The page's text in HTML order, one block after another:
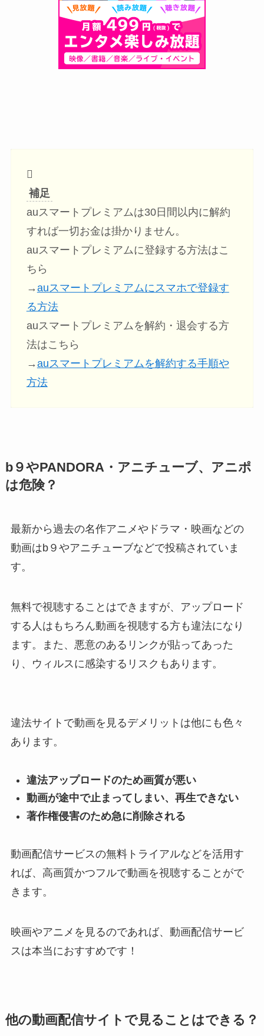
補足
auスマートプレミアムは30日間以内に解約
すれば一切お金は掛かりません。
auスマートプレミアムに登録する方法はこ
ちら
→auスマートプレミアムにスマホで登録す
る方法
auスマートプレミアムを解約・退会する方
法はこちら
→auスマートプレミアムを解約する手順や
方法
b９やPANDORA・アニチューブ、アニポ
は危険？
最新から過去の名作アニメやドラマ・映画などの
動画はb９やアニチューブなどで投稿されていま
す。
無料で視聴することはできますが、アップロード
する人はもちろん動画を視聴する方も違法になり
ます。また、悪意のあるリンクが貼ってあった
り、ウィルスに感染するリスクもあります。
違法サイトで動画を見るデメリットは他にも色々
あります。
違法アップロードのため画質が悪い
動画が途中で止まってしまい、再生できない
著作権侵害のため急に削除される
動画配信サービスの無料トライアルなどを活用す
れば、高画質かつフルで動画を視聴することがで
きます。
映画やアニメを見るのであれば、動画配信サービ
スは本当におすすめです！
他の動画配信サイトで見ることはできる？